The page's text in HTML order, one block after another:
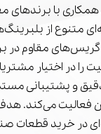
با برندهای
متنوع از
گریس‌های مقاوم در
را در اختیار
و پشتیبانی
فعالیت می‌کند. هدف
در خرید قطعات